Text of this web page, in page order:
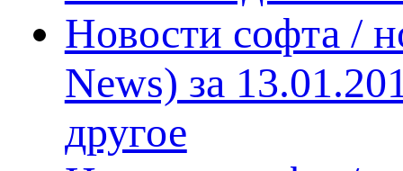
Новости софта /
News) за
другое